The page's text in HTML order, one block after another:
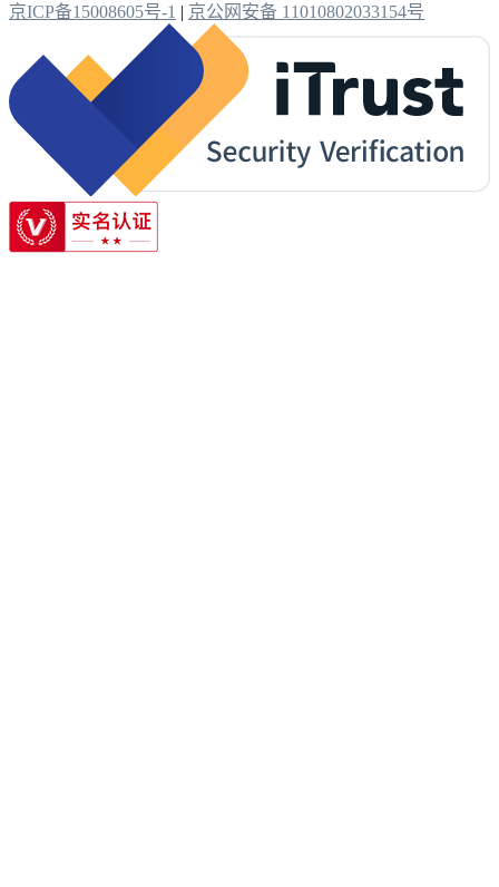
京ICP备15008605号-1 | 京公网安备 11010802033154号